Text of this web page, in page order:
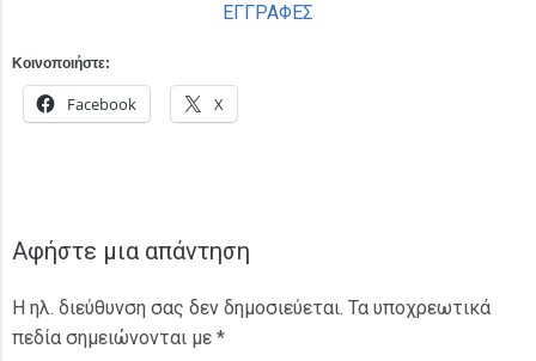
ΕΓΓΡΑΦΕΣ
Κοινοποιήστε:
Facebook X
Αφήστε μια απάντηση
Η ηλ. διεύθυνση σας δεν δημοσιεύεται. Τα υποχρεωτικά
πεδία σημειώνονται με *